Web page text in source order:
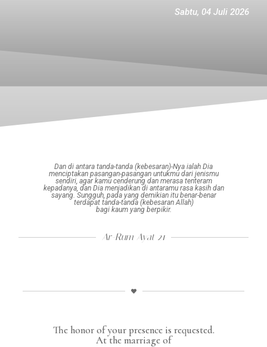
Sabtu, 04 Juli 2026
Dan di antara tanda-tanda (kebesaran)-Nya ialah Dia
menciptakan pasangan-pasangan untukmu dari jenismu
sendiri, agar kamu cenderung dan merasa tenteram
kepadanya, dan Dia menjadikan di antaramu rasa kasih dan
sayang. Sungguh, pada yang demikian itu benar-benar
terdapat tanda-tanda (kebesaran Allah)
bagi kaum yang berpikir.
Ar-Rum Ayat 21
The honor of your presence is requested.
At the marriage of